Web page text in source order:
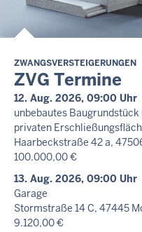
ZWANGSVERSTEIGERUNGEN
ZVG Termine
12. Aug. 2026, 09:00 Uhr
unbebautes
privaten
Haarbeckstraße 42 a,
100.000,00 €
13. Aug. 2026, 09:00 Uhr
Garage
Stormstraße 14 C, 47445
9.120,00 €